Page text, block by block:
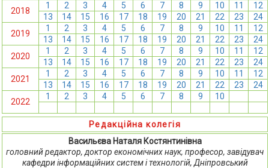
2018
1 2 3 4 5 6 7 8 9 10 11
12
13
14 15 16 17 18 19 20 21 22 23
24
2019
1 2 3 4 5 6 7 8 9 10 11
12
13
14 15 16 17 18 19 20 21 22 23
24
2020
1 2 3 4 5 6 7 8 9 10 11
12
13
14 15 16 17 18 19 20 21 22 23
24
2021
1 2 3 4 5 6 7 8 9 10 11
12
13
14 15 16 17 18 19 20 21 22 23
24
2022
1 2 3 4 5 6 7 8 9 10
Редакційна колегія
Васильєва Наталя Костянтинівна
головний редактор, доктор економічних наук, професор, завідувач
кафедри інформаційних систем і технологій, Дніпровський